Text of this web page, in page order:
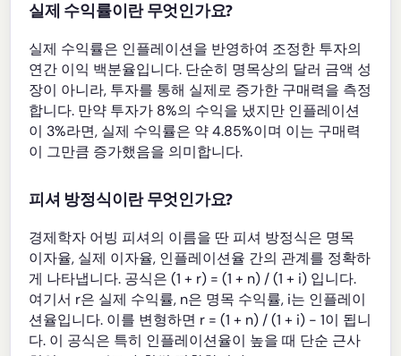
실제 수익률이란 무엇인가요?
실제 수익률은 인플레이션을 반영하여 조정한 투자의
연간 이익 백분율입니다. 단순히 명목상의 달러 금액 성
장이 아니라, 투자를 통해 실제로 증가한 구매력을 측정
합니다. 만약 투자가 8%의 수익을 냈지만 인플레이션
이 3%라면, 실제 수익률은 약 4.85%이며 이는 구매력
이 그만큼 증가했음을 의미합니다.
피셔 방정식이란 무엇인가요?
경제학자 어빙 피셔의 이름을 딴 피셔 방정식은 명목
이자율, 실제 이자율, 인플레이션율 간의 관계를 정확하
게 나타냅니다. 공식은 (1 + r) = (1 + n) / (1 + i) 입니다.
여기서 r은 실제 수익률, n은 명목 수익률, i는 인플레이
션율입니다. 이를 변형하면 r = (1 + n) / (1 + i) - 1이 됩니
다. 이 공식은 특히 인플레이션율이 높을 때 단순 근사